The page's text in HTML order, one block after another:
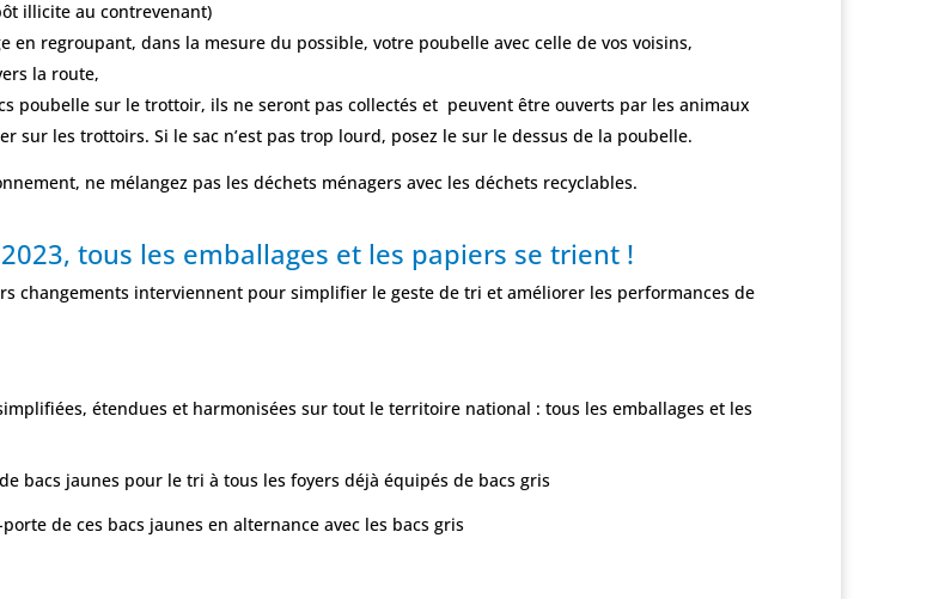
illicite au contrevenant)
en regroupant, dans la mesure du possible, votre poubelle avec celle de vos voisins,
la route,
poubelle sur le trottoir, ils ne seront pas collectés et peuvent être ouverts par les animaux
sur les trottoirs. Si le sac n’est pas trop lourd, posez le sur le dessus de la poubelle.
ne mélangez pas les déchets ménagers avec les déchets recyclables.
tous les emballages et les papiers se trient !
changements interviennent pour simplifier le geste de tri et améliorer les performances de
étendues et harmonisées sur tout le territoire national : tous les emballages et les
bacs jaunes pour le tri à tous les foyers déjà équipés de bacs gris
de ces bacs jaunes en alternance avec les bacs gris